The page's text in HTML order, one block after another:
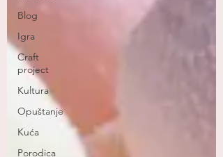
Blog
Igra
Craft
project
Kultura
Opuštanje
Kuća
Porodica